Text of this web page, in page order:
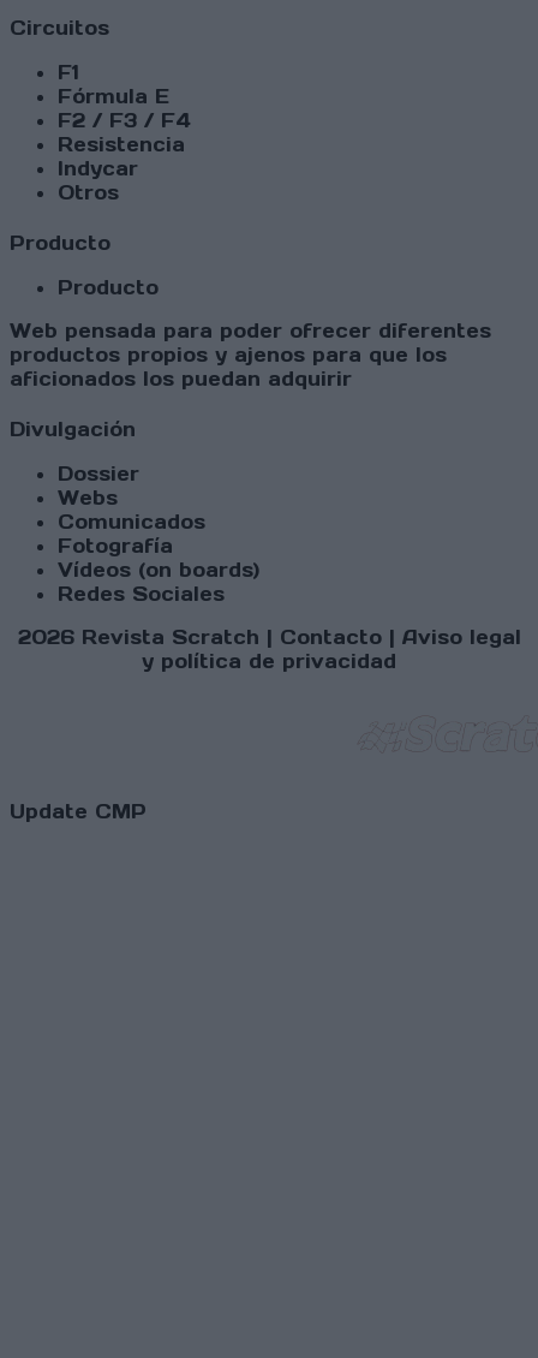
Circuitos
F1
Fórmula E
F2 / F3 / F4
Resistencia
Indycar
Otros
Producto
Producto
Web pensada para poder ofrecer diferentes
productos propios y ajenos para que los
aficionados los puedan adquirir
Divulgación
Dossier
Webs
Comunicados
Fotografía
Vídeos (on boards)
Redes Sociales
2026 Revista Scratch | Contacto| Aviso legal
y política de privacidad
Update CMP